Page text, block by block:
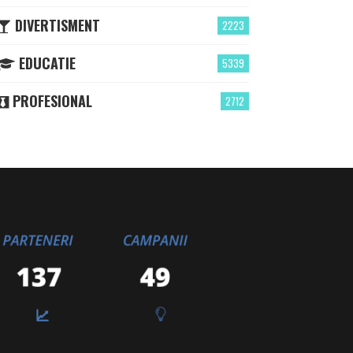
2223
DIVERTISMENT
5339
EDUCATIE
2712
PROFESIONAL